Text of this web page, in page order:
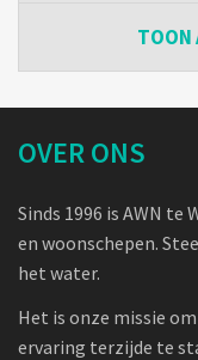
TOON
OVER ONS
Sinds 1996 is AWN
en woonschepen.
het water.
Het is onze missie
ervaring terzijde te